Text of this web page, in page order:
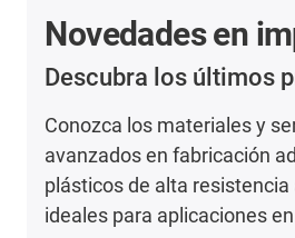
Novedades en
Descubra los últimos
Conozca los materiales y
avanzados en fabricación
plásticos de alta resistencia
ideales para aplicaciones